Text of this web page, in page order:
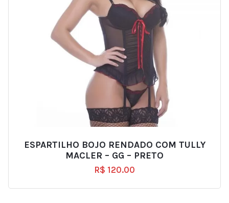
ESPARTILHO BOJO RENDADO COM TULLY
MACLER – GG – PRETO
R$ 120.00